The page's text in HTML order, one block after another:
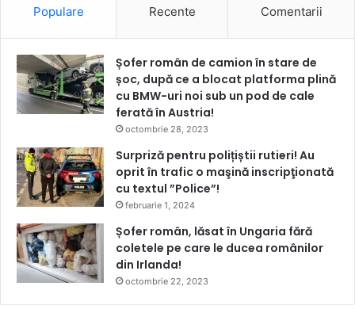
Populare Recente Comentarii
Șofer român de camion în stare de
șoc, după ce a blocat platforma plină
cu BMW-uri noi sub un pod de cale
ferată în Austria!
octombrie 28, 2023
Surpriză pentru polițiștii rutieri! Au
oprit în trafic o maşină inscripţionată
cu textul ”Police”!
februarie 1, 2024
Șofer român, lăsat în Ungaria fără
coletele pe care le ducea românilor
din Irlanda!
octombrie 22, 2023